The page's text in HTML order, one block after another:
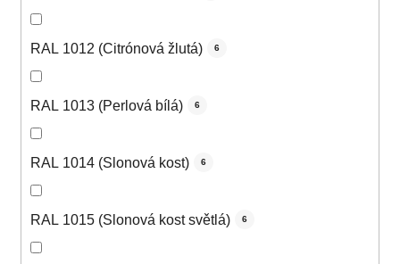
RAL 1012 (Citrónová žlutá) 6
RAL 1013 (Perlová bílá) 6
RAL 1014 (Slonová kost) 6
RAL 1015 (Slonová kost světlá) 6